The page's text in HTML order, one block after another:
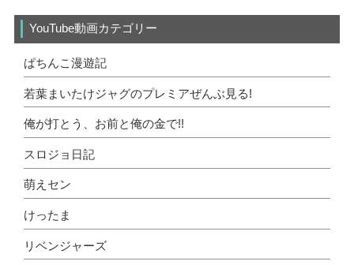
YouTube動画カテゴリー
ぱちんこ漫遊記
若葉まいたけジャグのプレミアぜんぶ見る!
俺が打とう、お前と俺の金で!!
スロジョ日記
萌えセン
けったま
リベンジャーズ